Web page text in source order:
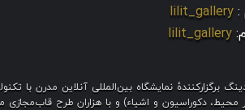
:
lilit_gallery
lilit_gallery
برگزارکنندهٔ نمایشگاه بین‌المللی آنلاین مدرن
دکوراسیون و اشیاء) و با هزاران طرح قاب‌مجازی